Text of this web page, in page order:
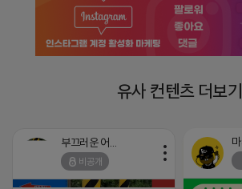
유사 컨텐츠 더보기
비공개